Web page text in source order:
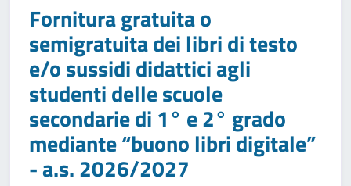
Fornitura gratuita o
semigratuita dei libri di testo
e/o sussidi didattici agli
studenti delle scuole
secondarie di 1° e 2° grado
mediante “buono libri digitale”
- a.s. 2026/2027